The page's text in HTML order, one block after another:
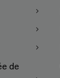
de